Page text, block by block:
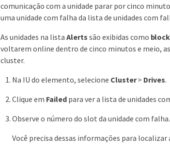
comunicação com a unidade parar por cinco
uma unidade com falha da lista de unidades com
As unidades na lista Alerts são exibidas como
voltarem online dentro de cinco minutos e meio,
cluster.
Na IU do elemento, selecione Cluster> Drives.
Clique em Failedpara ver a lista de unidades
Observe o número do slot da unidade com falha.
Você precisa dessas informações para localizar